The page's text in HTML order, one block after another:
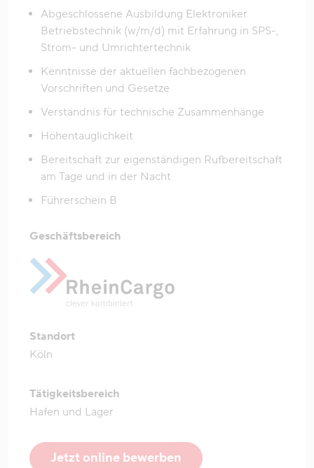
Abgeschlossene Ausbildung Elektroniker
Betriebstechnik (w/m/d) mit Erfahrung in SPS-,
Strom- und Umrichtertechnik
Kenntnisse der aktuellen fachbezogenen
Vorschriften und Gesetze
Verständnis für technische Zusammenhänge
Höhentauglichkeit
Bereitschaft zur eigenständigen Rufbereitschaft
am Tage und in der Nacht
Führerschein B
Geschäftsbereich
Standort
Köln
Tätigkeitsbereich
Hafen und Lager
Jetzt online bewerben